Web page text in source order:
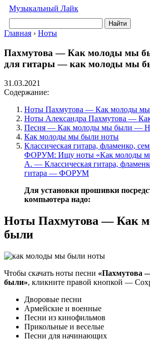
Музыкальный Лайк
Найти
Главная › Ноты
Пахмутова — Как молоды мы
для гитары — как молоды мы
31.03.2021
Содержание:
Ноты Пахмутова — Как молоды
Ноты Александра Пахмутова —
Песня — Как молоды мы были —
Как молоды мы были ноты
Классическая гитара, фламенко,
ФОРУМ: Ищу ноты «Как молоды
А. — Классическая гитара,
гитара — ФОРУМ
Для установки прошивки
компьютера надо:
Ноты Пахмутова — Как
были
Чтобы скачать ноты песни «Пахмутова
были», кликните правой кнопкой —
Дворовые песни
Армейские и военные
Песни из кинофильмов
Прикольные и веселые
Песни для начинающих